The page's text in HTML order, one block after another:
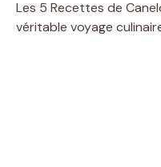
Les 5 Recettes de
véritable voyage